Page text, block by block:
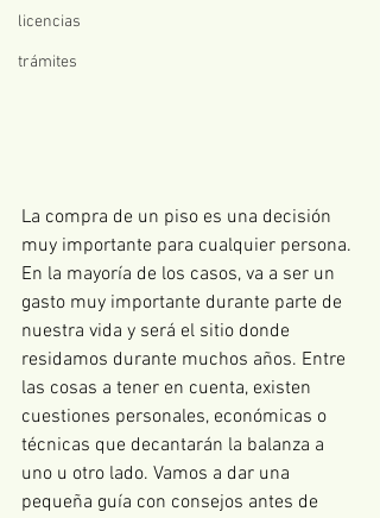
licencias
trámites
La compra de un piso es una decisión
muy importante para cualquier persona.
En la mayoría de los casos, va a ser un
gasto muy importante durante parte de
nuestra vida y será el sitio donde
residamos durante muchos años. Entre
las cosas a tener en cuenta, existen
cuestiones personales, económicas o
técnicas que decantarán la balanza a
uno u otro lado. Vamos a dar una
pequeña guía con consejos antes de